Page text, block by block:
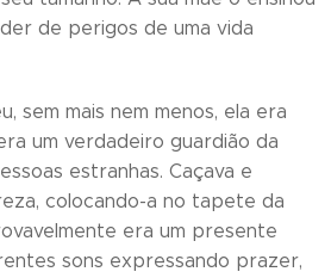
de perigos de uma vida
sem mais nem menos, ela era
um verdadeiro guardião da
estranhas. Caçava e
colocando-a no tapete da
era um presente
sons expressando prazer,